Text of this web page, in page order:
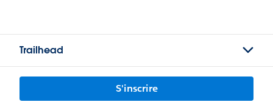
Trailhead
S'inscrire